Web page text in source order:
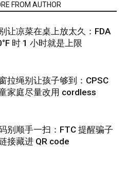
FROM AUTHOR
让凉菜在桌上放太久：FDA
时 1 小时就是上限
拉绳别让孩子够到：CPSC
家庭尽量改用 cordless
别顺手一扫：FTC 提醒骗子
接藏进 QR code